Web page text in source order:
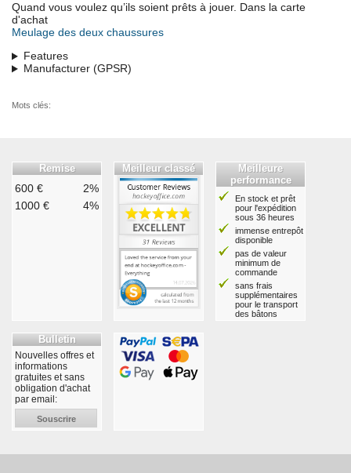
Quand vous voulez qu’ils soient prêts à jouer. Dans la carte
d'achat
Meulage des deux chaussures
Features
Manufacturer (GPSR)
Mots clés:
Remise
600 €
2%
1000 €
4%
Meilleur classé
Meilleure
performance
En stock et prêt
pour l'expédition
sous 36 heures
immense entrepôt
disponible
pas de valeur
minimum de
commande
sans frais
supplémentaires
pour le transport
des bâtons
Bulletin
Nouvelles offres et
informations
gratuites et sans
obligation d'achat
par email:
Souscrire